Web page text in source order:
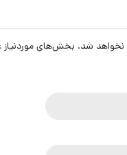
نخواهد شد. بخش‌های موردنیاز